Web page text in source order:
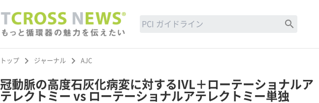
search
トップ keyboard_arrow_right ジャーナル keyboard_arrow_right AJC
冠動脈の高度石灰化病変に対するIVL＋ローテーショナルア
テレクトミー vs ローテーショナルアテレクトミー単独